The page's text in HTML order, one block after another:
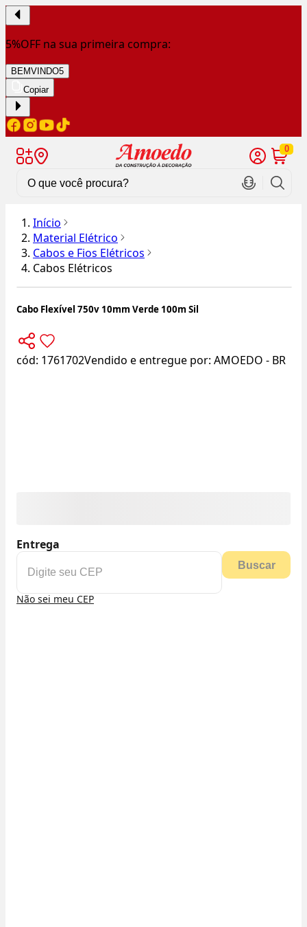
5%OFF na sua primeira compra:
BEMVINDO5
Copiar
0
Início
Material Elétrico
Cabos e Fios Elétricos
Cabos Elétricos
Cabo Flexível 750v 10mm Verde 100m Sil
cód: 1761702Vendido e entregue por: AMOEDO - BR
Entrega
Buscar
Não sei meu CEP